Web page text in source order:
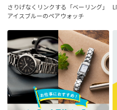
さりげなくリンクする「ベーリング」
アイスブルーのペアウォッチ